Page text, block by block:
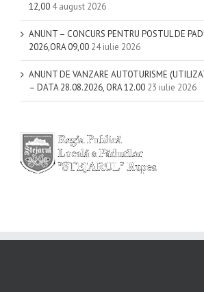
12,00 4 august 2026
ANUNT – CONCURS PENTRU POSTUL DE
2026,ORA 09,00 24 iulie 2026
ANUNT DE VANZARE AUTOTURISME
– DATA 28.08.2026, ORA 12.00 23 iulie 2026